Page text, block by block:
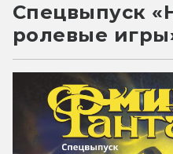
Спецвыпуск
ролевые